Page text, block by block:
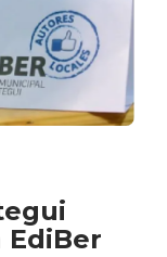
EdiBer